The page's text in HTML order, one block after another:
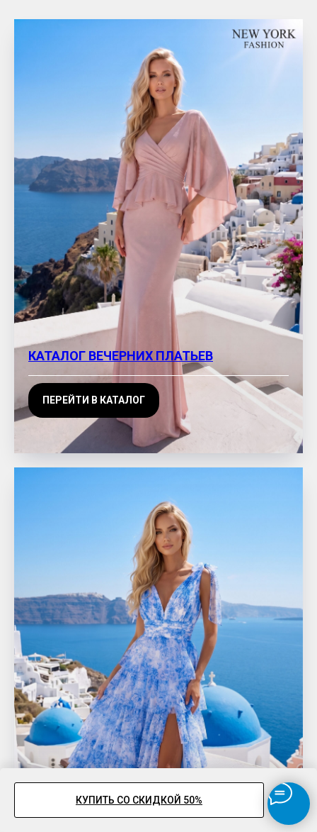
КУПИТЬ СО СКИДКОЙ 50%
КАТАЛОГ ВЕЧЕРНИХ ПЛАТЬЕВ
ПЕРЕЙТИ В КАТАЛОГ
КАТАЛОГ ПЛАТЬЕВ НА ВЫПУСКНОЙ